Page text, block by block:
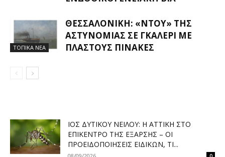
ΤΟΠΙΚΑ ΝΕΑ
ΘΕΣΣΑΛΟΝΊΚΗ: «ΝΤΟΥ» ΤΗΣ
ΑΣΤΥΝΟΜΊΑΣ ΣΕ ΓΚΑΛΕΡΊ ΜΕ
ΠΛΑΣΤΟΎΣ ΠΊΝΑΚΕΣ
ΙΌΣ ΔΥΤΙΚΟΎ ΝΕΊΛΟΥ: Η ΑΤΤΙΚΉ ΣΤΟ
ΕΠΊΚΕΝΤΡΟ ΤΗΣ ΈΞΑΡΣΗΣ – ΟΙ
ΠΡΟΕΙΔΟΠΟΙΉΣΕΙΣ ΕΙΔΙΚΏΝ, ΤΙ...